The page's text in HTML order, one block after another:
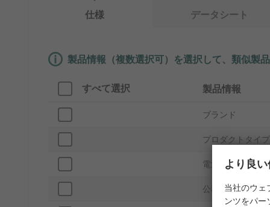
仕様 データシート
製品情報（複数選択可）を選択して、類似製
すべて選択 製品情報
ブランド
プロダクトタイプ
電池種類
公称電圧
より良
当社のウェ
ンツをパ